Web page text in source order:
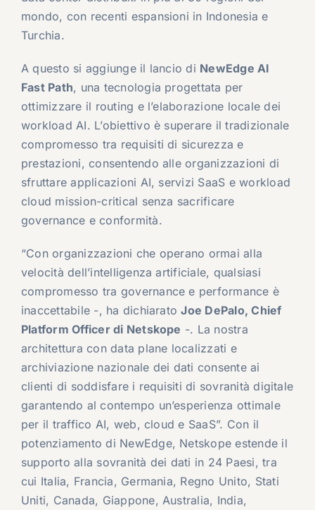
mondo, con recenti espansioni in Indonesia e
Turchia.
A questo si aggiunge il lancio di NewEdge AI
Fast Path, una tecnologia progettata per
ottimizzare il routing e l’elaborazione locale dei
workload AI. L’obiettivo è superare il tradizionale
compromesso tra requisiti di sicurezza e
prestazioni, consentendo alle organizzazioni di
sfruttare applicazioni AI, servizi SaaS e workload
cloud mission-critical senza sacrificare
governance e conformità.
“Con organizzazioni che operano ormai alla
velocità dell’intelligenza artificiale, qualsiasi
compromesso tra governance e performance è
inaccettabile -, ha dichiaratoJoe DePalo, Chief
Platform Officer di Netskope -. La nostra
architettura con data plane localizzati e
archiviazione nazionale dei dati consente ai
clienti di soddisfare i requisiti di sovranità digitale
garantendo al contempo un’esperienza ottimale
per il traffico AI, web, cloud e SaaS”. Con il
potenziamento di NewEdge, Netskope estende il
supporto alla sovranità dei dati in 24 Paesi, tra
cui Italia, Francia, Germania, Regno Unito, Stati
Uniti, Canada, Giappone, Australia, India,